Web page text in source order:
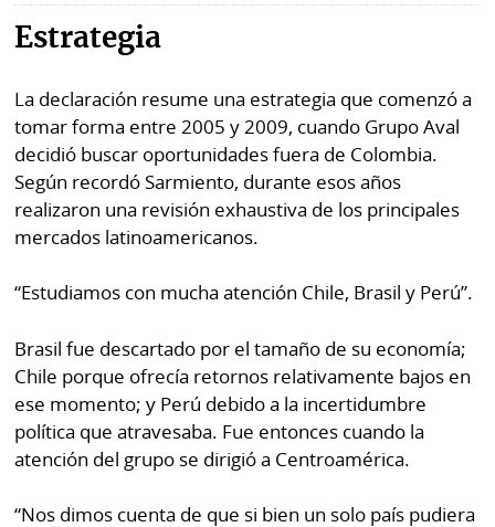
Estrategia
La declaración resume una estrategia que comenzó a
tomar forma entre 2005 y 2009, cuando Grupo Aval
decidió buscar oportunidades fuera de Colombia.
Según recordó Sarmiento, durante esos años
realizaron una revisión exhaustiva de los principales
mercados latinoamericanos.
“Estudiamos con mucha atención Chile, Brasil y Perú”.
Brasil fue descartado por el tamaño de su economía;
Chile porque ofrecía retornos relativamente bajos en
ese momento; y Perú debido a la incertidumbre
política que atravesaba. Fue entonces cuando la
atención del grupo se dirigió a Centroamérica.
“Nos dimos cuenta de que si bien un solo país pudiera